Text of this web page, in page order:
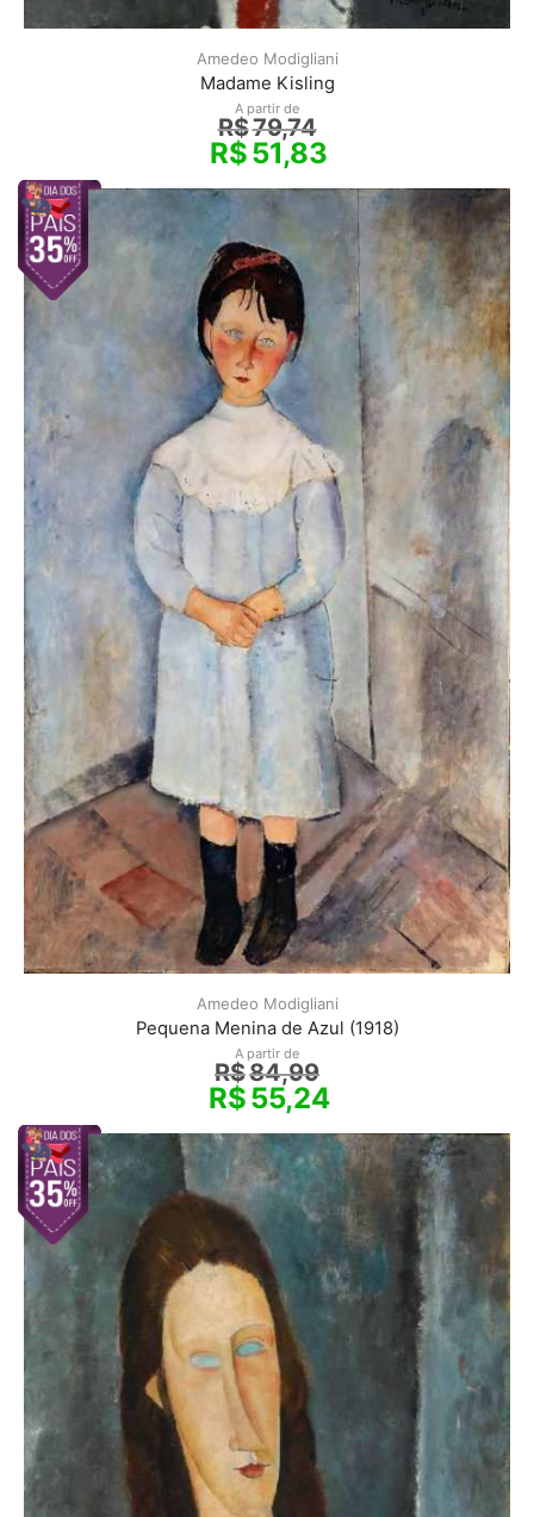
Amedeo Modigliani
Madame Kisling
A partir de
R$79,74
R$51,83
Amedeo Modigliani
Pequena Menina de Azul (1918)
A partir de
R$84,99
R$55,24